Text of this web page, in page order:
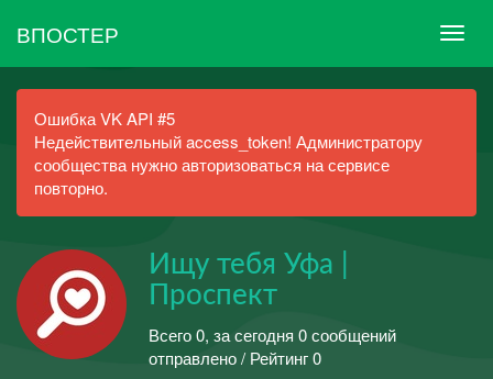
ВПОСТЕР
Ошибка VK API #5
Недействительный access_token! Администратору
сообщества нужно авторизоваться на сервисе
повторно.
Ищу тебя Уфа |
Проспект
Всего 0, за сегодня 0 сообщений
отправлено / Рейтинг 0